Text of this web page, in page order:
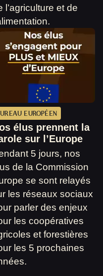
l’agriculture et de
EUROPÉEN
élus prennent la
sur l’Europe
5 jours, nos
de la Commission
se sont relayés
les réseaux sociaux
parler des enjeux
les coopératives
et forestières
les 5 prochaines